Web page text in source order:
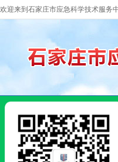
欢迎来到石家庄市应急科学技术服务
主
当前位置：网站首页 >> 信息中心